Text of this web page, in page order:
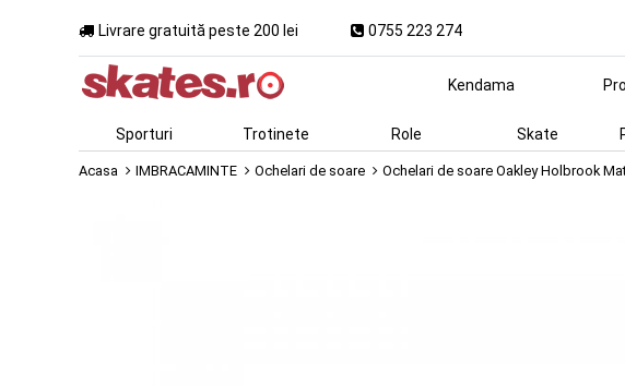
Livrare gratuită peste 200 lei 0755 223 274
Kendama
Sporturi Trotinete Role Skate
Acasa IMBRACAMINTE Ochelari de soare Ochelari de soare Oakley Holbrook